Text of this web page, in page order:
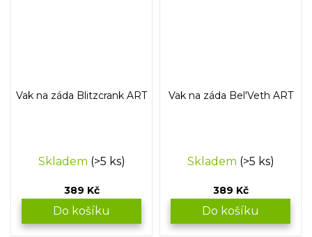
Vak na záda Blitzcrank ART
Skladem (>5 ks)
389 Kč
Do košíku
Vak na záda Bel'Veth ART
Skladem (>5 ks)
389 Kč
Do košíku